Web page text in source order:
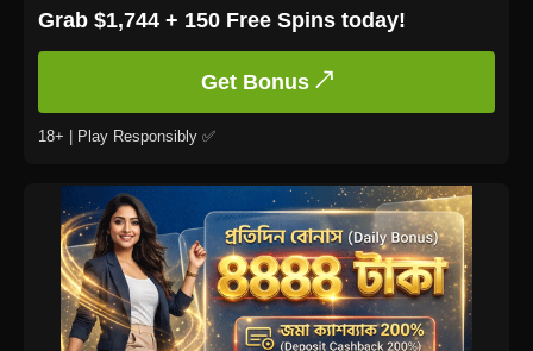
Grab $1,744 + 150 Free Spins today!
Get Bonus ↗
18+ | Play Responsibly ✅